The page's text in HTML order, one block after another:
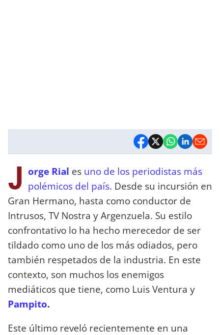
J orge Rial es uno de los periodistas más
polémicos del país. Desde su incursión en
Gran Hermano, hasta como conductor de
Intrusos, TV Nostra y Argenzuela. Su estilo
confrontativo lo ha hecho merecedor de ser
tildado como uno de los más odiados, pero
también respetados de la industria. En este
contexto, son muchos los enemigos
mediáticos que tiene, como Luis Ventura y
Pampito.
Este último reveló recientemente en una